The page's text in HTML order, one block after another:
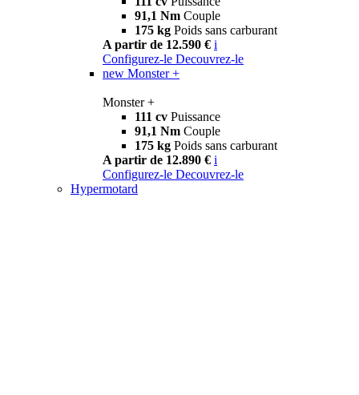
91,1 Nm Couple
175 kg Poids sans carburant
A partir de 12.590 € i
Configurez-le Decouvrez-le
new Monster +
Monster +
111 cv Puissance
91,1 Nm Couple
175 kg Poids sans carburant
A partir de 12.890 € i
Configurez-le Decouvrez-le
Hypermotard